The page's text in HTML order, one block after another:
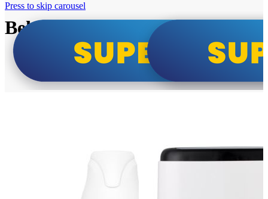
Beko i Tesla super cene
Press to skip carousel